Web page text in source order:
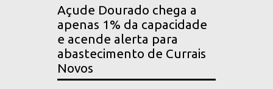
Açude Dourado chega a
apenas 1% da capacidade
e acende alerta para
abastecimento de Currais
Novos